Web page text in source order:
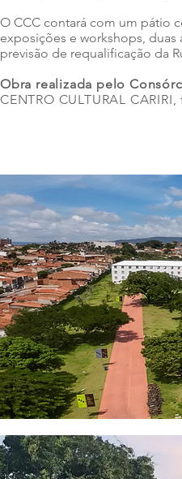
O CCC contará com um pátio
exposições e workshops,
previsão de requalificação da
Obra realizada pelo
CENTRO CULTURAL